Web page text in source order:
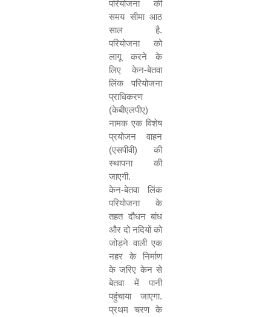
परियोजना की
समय सीमा आठ
साल है.
परियोजना को
लागू करने के
लिए केन-बेतवा
लिंक परियोजना
प्राधिकरण
(केबीएलपीए)
नामक एक विशेष
प्रयोजन वाहन
(एसपीवी) की
स्थापना की
जाएगी.
केन-बेतवा लिंक
परियोजना के
तहत दौधन बांध
और दो नदियों को
जोड़ने वाली एक
नहर के निर्माण
के जरिए केन से
बेतवा में पानी
पहुंचाया जाएगा.
प्रथम चरण के